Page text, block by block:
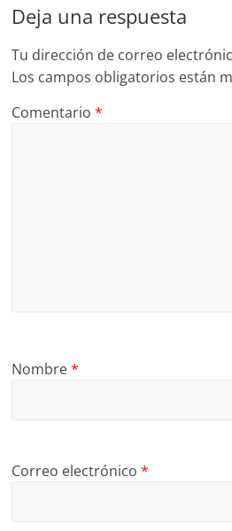
Deja una respuesta
Tu dirección de correo
Los campos obligatorios están
Comentario*
Nombre*
Correo electrónico*